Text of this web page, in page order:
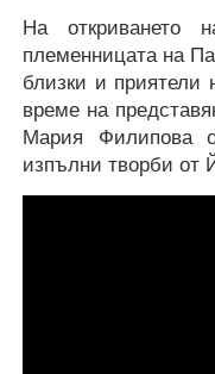
На откриването
племенницата на
близки и приятели
време на
Мария Филипова
изпълни творби от